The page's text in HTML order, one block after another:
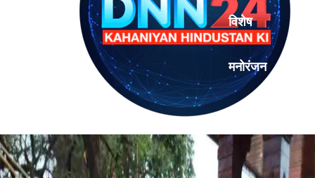
विशेष
मनोरंजन